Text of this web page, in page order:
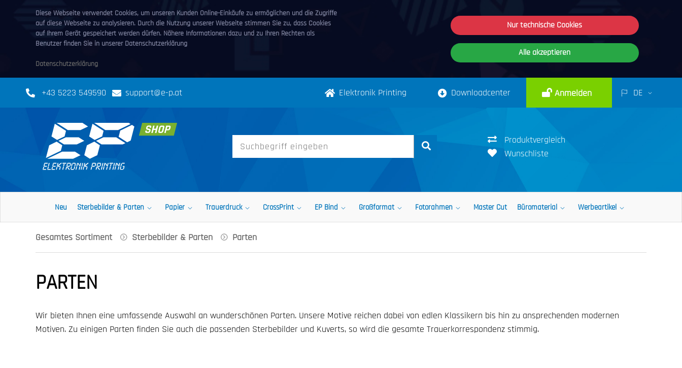
Diese Webseite verwendet Cookies, um unseren Kunden Online-Einkäufe zu ermöglichen und die Zugriffe
auf diese Webseite zu analysieren. Durch die Nutzung unserer Webseite stimmen Sie zu, dass Cookies
auf Ihrem Gerät gespeichert werden dürfen. Nähere Informationen dazu und zu Ihren Rechten als
Benutzer finden Sie in unserer Datenschutzerklärung
Datenschutzerklärung
Nur technische Cookies
Alle akzeptieren
+43 5223 549590 support@e-p.at Elektronik Printing Downloadcenter Anmelden DE
Produktvergleich
Wunschliste
Neu Sterbebilder & Parten Papier Trauerdruck CrossPrint EP Bind Großformat Fotorahmen Master Cut Büromaterial Werbeartikel
Gesamtes Sortiment Sterbebilder & Parten Parten
PARTEN
Wir bieten Ihnen eine umfassende Auswahl an wunderschönen Parten. Unsere Motive reichen dabei von edlen Klassikern bis hin zu ansprechenden modernen
Motiven. Zu einigen Parten finden Sie auch die passenden Sterbebilder und Kuverts, so wird die gesamte Trauerkorrespondenz stimmig.